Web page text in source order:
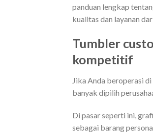
panduan lengkap
kualitas dan layanan
Tumbler
kompetitif
Jika Anda beroperasi
banyak dipilih
Di pasar seperti ini,
sebagai barang